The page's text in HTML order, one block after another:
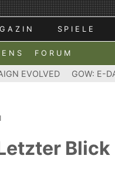
SPIELE
FORUM
EVOLVED GOW: E-